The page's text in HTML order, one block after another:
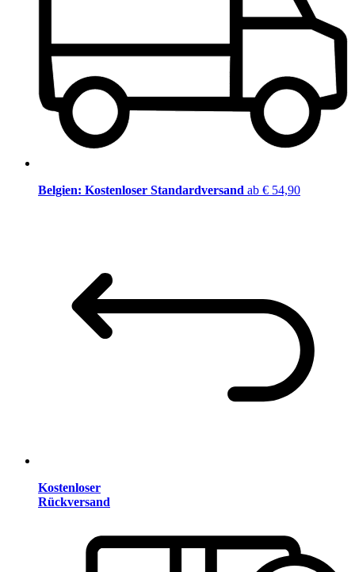
Belgien: Kostenloser Standardversand ab € 54,90
Kostenloser
Rückversand